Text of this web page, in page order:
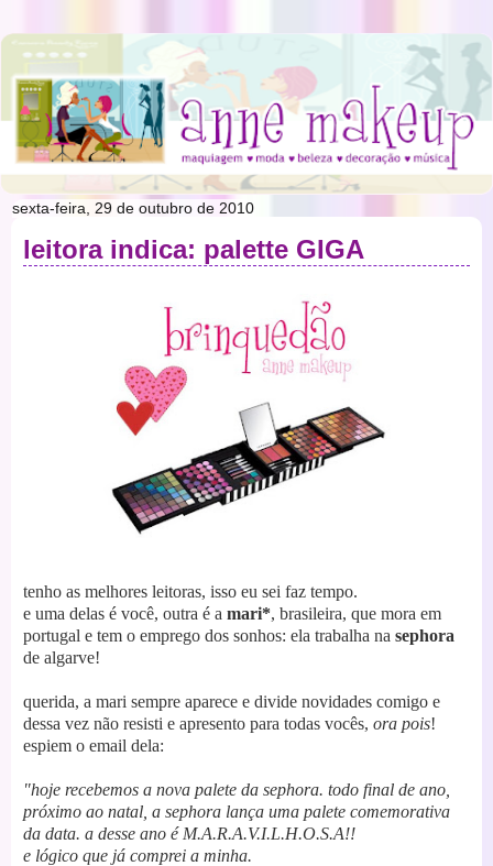
sexta-feira, 29 de outubro de 2010
leitora indica: palette GIGA
tenho as melhores leitoras, isso eu sei faz tempo.
e uma delas é você, outra é a mari*, brasileira, que mora em
portugal e tem o emprego dos sonhos: ela trabalha na sephora
de algarve!
querida, a mari sempre aparece e divide novidades comigo e
dessa vez não resisti e apresento para todas vocês, ora pois!
espiem o email dela:
"hoje recebemos a nova palete da sephora. todo final de ano,
próximo ao natal, a sephora lança uma palete comemorativa
da data. a desse ano é M.A.R.A.V.I.L.H.O.S.A!!
e lógico que já comprei a minha.